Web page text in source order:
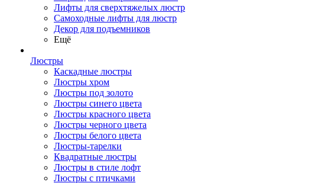
Лифты для сверхтяжелых люстр
Самоходные лифты для люстр
Декор для подъемников
Ещё
Люстры
Каскадные люстры
Люстры хром
Люстры под золото
Люстры синего цвета
Люстры красного цвета
Люстры черного цвета
Люстры белого цвета
Люстры-тарелки
Квадратные люстры
Люстры в стиле лофт
Люстры с птичками